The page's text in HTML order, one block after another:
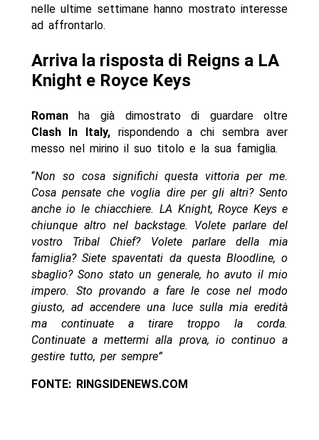
nelle ultime settimane hanno mostrato interesse
ad affrontarlo.
Arriva la risposta di Reigns a LA
Knight e Royce Keys
Romanha già dimostrato di guardare oltre
Clash In Italy, rispondendo a chi sembra aver
messo nel mirino il suo titolo e la sua famiglia.
“Non so cosa significhi questa vittoria per me.
Cosa pensate che voglia dire per gli altri? Sento
anche io le chiacchiere. LA Knight, Royce Keys e
chiunque altro nel backstage. Volete parlare del
vostro Tribal Chief? Volete parlare della mia
famiglia? Siete spaventati da questa Bloodline, o
sbaglio? Sono stato un generale, ho avuto il mio
impero. Sto provando a fare le cose nel modo
giusto, ad accendere una luce sulla mia eredità
ma continuate a tirare troppo la corda.
Continuate a mettermi alla prova, io continuo a
gestire tutto, per sempre”
FONTE: RINGSIDENEWS.COM